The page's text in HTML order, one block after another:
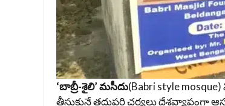
‘బాబ్రీ-శైలి’ మసీదు(Babri style
తీసుకునే తదుపరి చర్యలు